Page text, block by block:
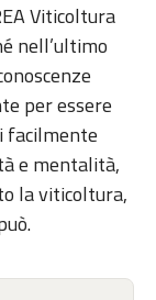
Viticoltura
nell’ultimo
per essere
facilmente
e mentalità,
la viticoltura,